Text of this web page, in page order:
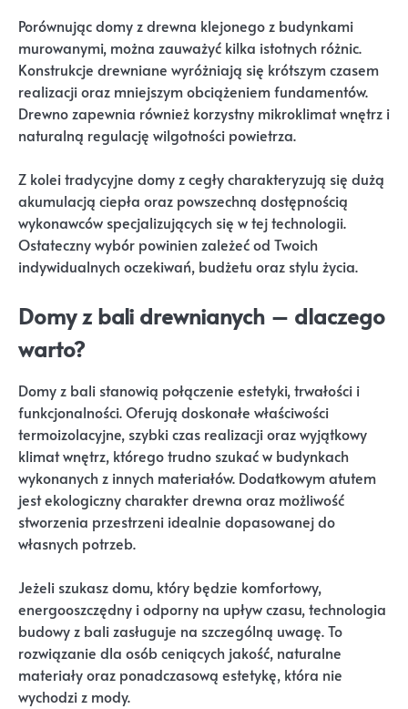
Porównując domy z drewna klejonego z budynkami
murowanymi, można zauważyć kilka istotnych różnic.
Konstrukcje drewniane wyróżniają się krótszym czasem
realizacji oraz mniejszym obciążeniem fundamentów.
Drewno zapewnia również korzystny mikroklimat wnętrz i
naturalną regulację wilgotności powietrza.
Z kolei tradycyjne domy z cegły charakteryzują się dużą
akumulacją ciepła oraz powszechną dostępnością
wykonawców specjalizujących się w tej technologii.
Ostateczny wybór powinien zależeć od Twoich
indywidualnych oczekiwań, budżetu oraz stylu życia.
Domy z bali drewnianych – dlaczego
warto?
Domy z bali stanowią połączenie estetyki, trwałości i
funkcjonalności. Oferują doskonałe właściwości
termoizolacyjne, szybki czas realizacji oraz wyjątkowy
klimat wnętrz, którego trudno szukać w budynkach
wykonanych z innych materiałów. Dodatkowym atutem
jest ekologiczny charakter drewna oraz możliwość
stworzenia przestrzeni idealnie dopasowanej do
własnych potrzeb.
Jeżeli szukasz domu, który będzie komfortowy,
energooszczędny i odporny na upływ czasu, technologia
budowy z bali zasługuje na szczególną uwagę. To
rozwiązanie dla osób ceniących jakość, naturalne
materiały oraz ponadczasową estetykę, która nie
wychodzi z mody.